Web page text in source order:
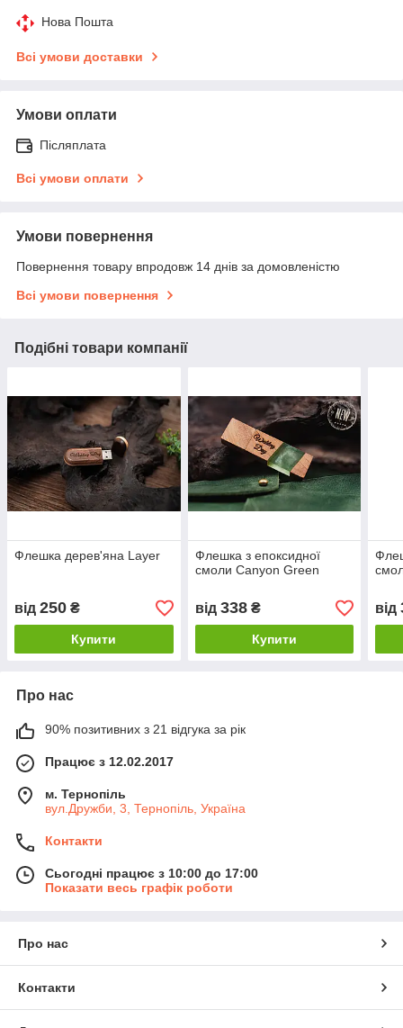
Нова Пошта
Всі умови доставки
Умови оплати
Післяплата
Всі умови оплати
Умови повернення
Повернення товару впродовж 14 днів за домовленістю
Всі умови повернення
Подібні товари компанії
Флешка дерев'яна Layer
від 250 ₴
Купити
Флешка з епоксидної
смоли Canyon Green
від 338₴
Купити
від
Про нас
90% позитивних з 21 відгука за рік
Працює з 12.02.2017
м. Тернопіль
вул.Дружби, 3, Тернопіль, Україна
Контакти
Сьогодні працює з 10:00 до 17:00
Показати весь графік роботи
Про нас
Контакти